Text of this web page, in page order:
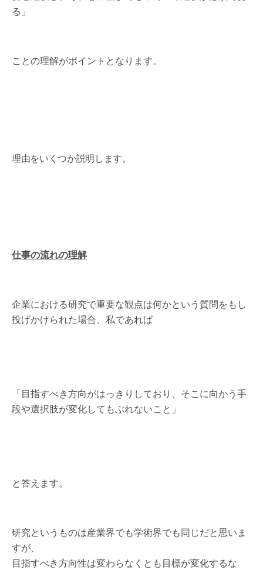
る」
ことの理解がポイントとなります。
理由をいくつか説明します。
仕事の流れの理解
企業における研究で重要な観点は何かという質問をもし
投げかけられた場合、私であれば
「目指すべき方向がはっきりしており、そこに向かう手
段や選択肢が変化してもぶれないこと」
と答えます。
研究というものは産業界でも学術界でも同じだと思いま
すが、
目指すべき方向性は変わらなくとも目標が変化するな